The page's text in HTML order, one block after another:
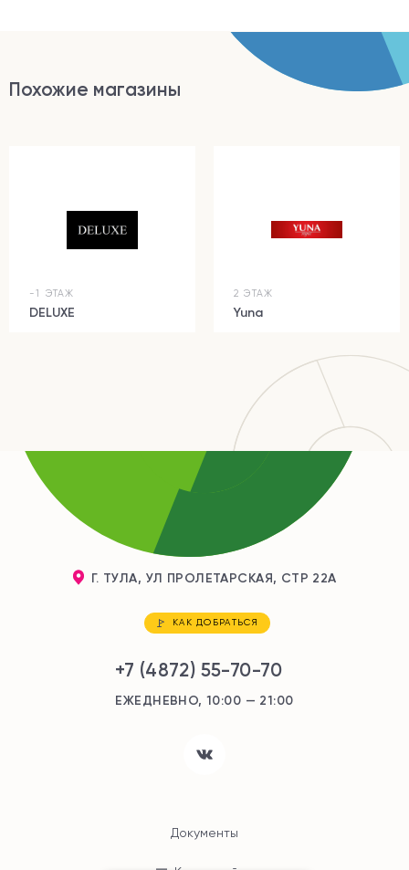
Похожие магазины
-1 ЭТАЖ
DELUXE
2 ЭТАЖ
Yuna
Г. ТУЛА, УЛ ПРОЛЕТАРСКАЯ, СТР 22А
КАК ДОБРАТЬСЯ
+7 (4872) 55-70-70
ЕЖЕДНЕВНО, 10:00 — 21:00
Документы